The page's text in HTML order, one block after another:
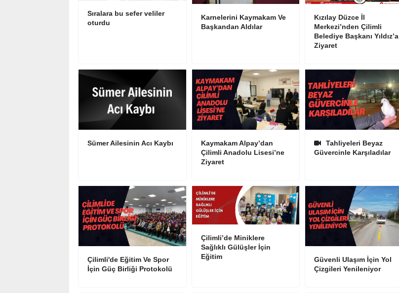
Sıralara bu sefer veliler
oturdu
Karnelerini Kaymakam Ve
Başkandan Aldılar
Kızılay Düzce İl
Merkezi’nden Çilimli
Belediye Başkanı Yıldız’a
Ziyaret
Sümer Ailesinin Acı Kaybı
Kaymakam Alpay’dan
Çilimli Anadolu Lisesi’ne
Ziyaret
Tahliyeleri Beyaz
Güvercinle Karşıladılar
Çilimli'de Eğitim Ve Spor
İçin Güç Birliği Protokolü
Çilimli’de Miniklere
Sağlıklı Gülüşler İçin
Eğitim
Güvenli Ulaşım İçin Yol
Çizgileri Yenileniyor